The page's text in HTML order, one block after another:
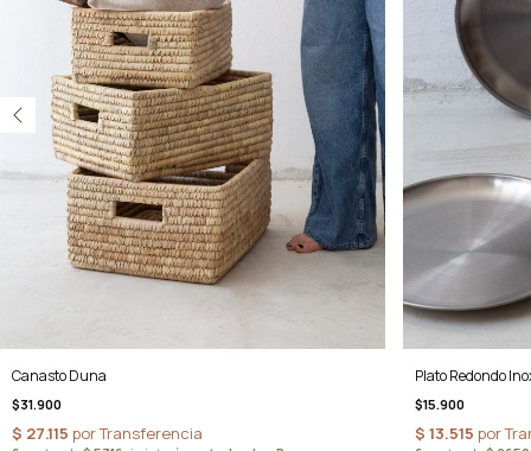
Canasto Duna
$31.900
Plato Redondo
$15.900